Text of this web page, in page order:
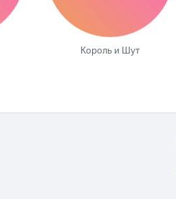
Король и Шут